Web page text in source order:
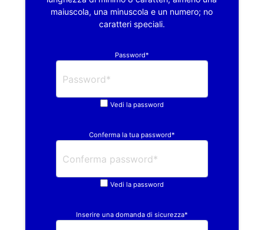
maiuscola, una minuscola e un numero; no
caratteri speciali.
Password*
Vedi la password
Conferma la tua password*
Vedi la password
Inserire una domanda di sicurezza*